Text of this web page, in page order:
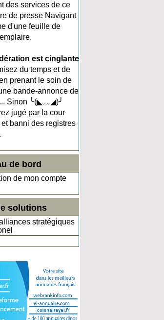
des services de ce
de presse Navigant
d'une feuille de
est cinglante
du temps et de
prenant le soin de
bande-annonce de
Sinon ╰(◣﹏◢)╯
jugé par la cour
banni des registres
de bord
de mon compte
solutions
stratégiques